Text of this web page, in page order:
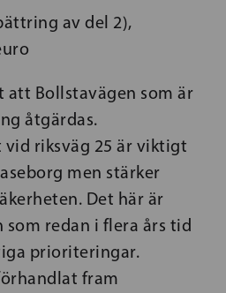
av del 2),
att Bollstavägen som är
åtgärdas.
riksväg 25 är viktigt
men stärker
Det här är
som redan i flera års tid
prioriteringar.
fram